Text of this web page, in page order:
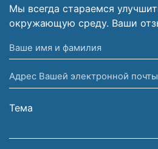
Мы всегда стараемся
окружающую среду. Ваши
Ваше
имя
и
фамилия
Адрес
Вашей
электронной
Тема